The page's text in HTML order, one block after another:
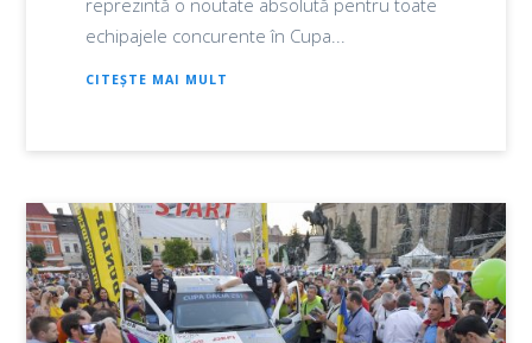
echipajele concurente în Cupa...
CITEȘTE MAI MULT